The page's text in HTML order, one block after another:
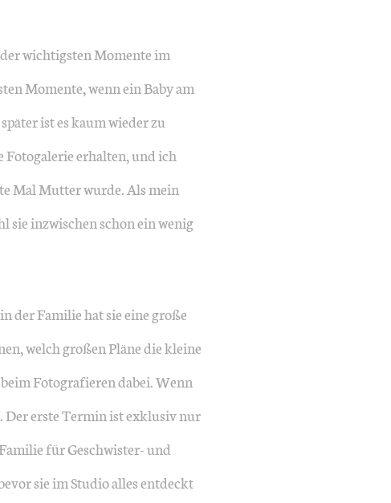
wichtigsten Momente im
Momente, wenn ein Baby am
ist es kaum wieder zu
Fotogalerie erhalten, und ich
Mal Mutter wurde. Als mein
sie inzwischen schon ein wenig
der Familie hat sie eine große
welch großen Pläne die kleine
Fotografieren dabei. Wenn
Der erste Termin ist exklusiv nur
für Geschwister- und
sie im Studio alles entdeckt